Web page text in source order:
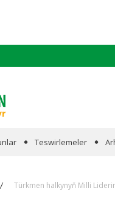
Teswirlemeler
Türkmen halkynyň Milli